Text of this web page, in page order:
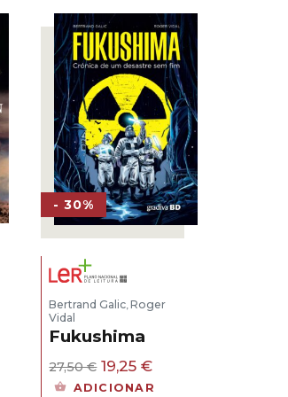
- 30%
Bertrand Galic,Roger
Vidal
Fukushima
27,50€ O
preço
19,25€O
preço
ADICIONAR